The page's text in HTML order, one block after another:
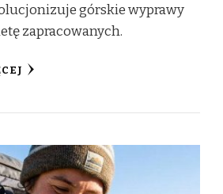
górskie wyprawy
zapracowanych.